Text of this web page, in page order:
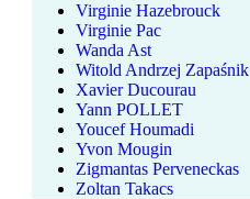
Virginie Hazebrouck
Virginie Pac
Wanda Ast
Witold Andrzej Zapaśnik
Xavier Ducourau
Yann POLLET
Youcef Houmadi
Yvon Mougin
Zigmantas Perveneckas
Zoltan Takacs